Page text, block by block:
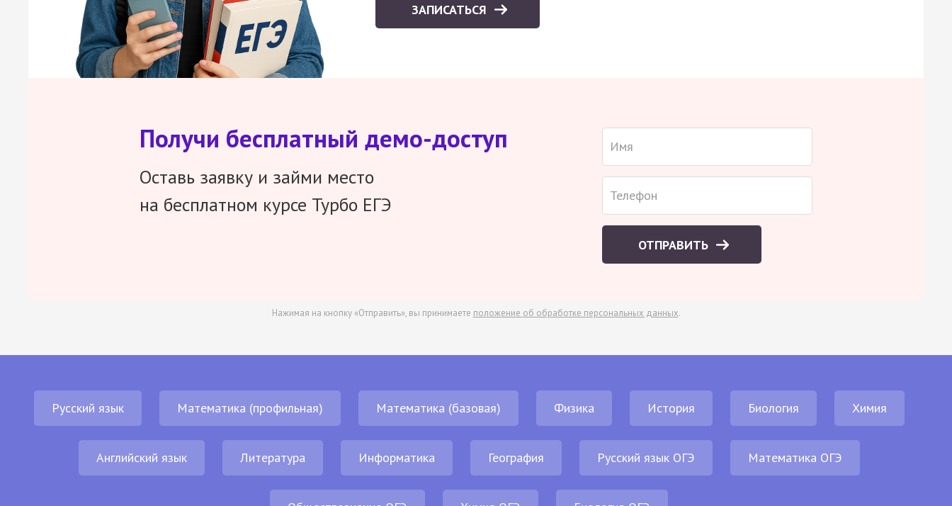
ЗАПИСАТЬСЯ
Получи бесплатный демо-доступ
Оставь заявку и займи место
на бесплатном курсе Турбо ЕГЭ
ОТПРАВИТЬ
Нажимая на кнопку «Отправить», вы принимаете положение об обработке персональных данных.
Русский язык Математика (профильная) Математика (базовая) Физика История Биология Химия
Английский язык Литература Информатика География Русский язык ОГЭ Математика ОГЭ